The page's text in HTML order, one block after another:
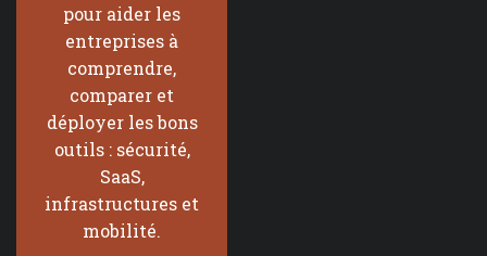
pour aider les
entreprises à
comprendre,
comparer et
déployer les bons
outils : sécurité,
SaaS,
infrastructures et
mobilité.